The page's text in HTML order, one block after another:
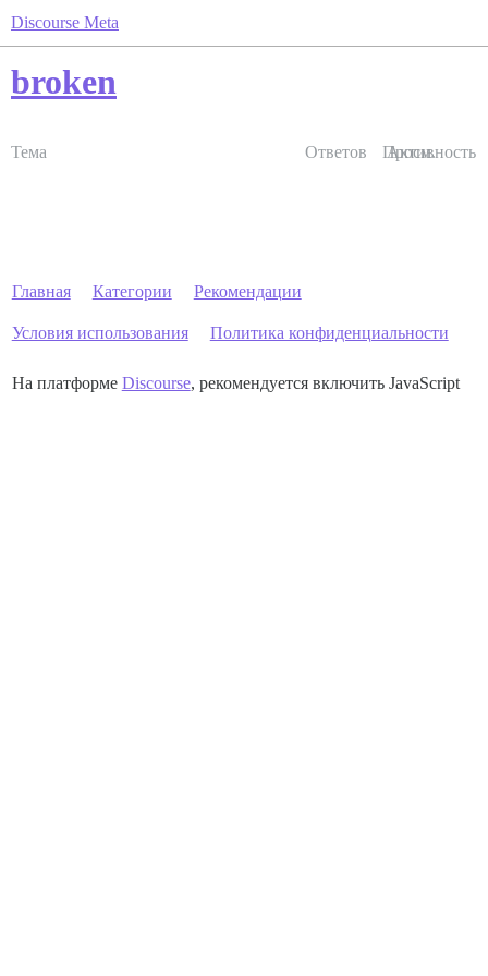
Discourse Meta
broken
Тема Ответов Просм.
Активность
Главная Категории Рекомендации
Условия использования Политика конфиденциальности
На платформе Discourse, рекомендуется включить JavaScript